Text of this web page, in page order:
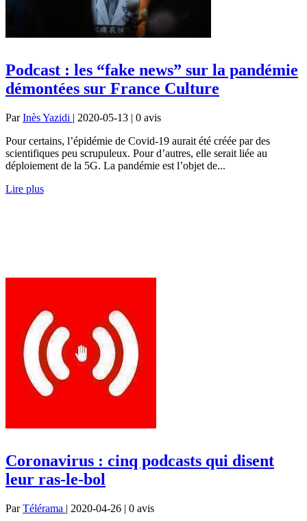
Podcast : les “fake news” sur la pandémie
démontées sur France Culture
ParInès Yazidi | 2020-05-13 | 0 avis
Pour certains, l’épidémie de Covid-19 aurait été créée par des
scientifiques peu scrupuleux. Pour d’autres, elle serait liée au
déploiement de la 5G. La pandémie est l’objet de...
Lire plus
Coronavirus : cinq podcasts qui disent
leur ras-le-bol
ParTélérama | 2020-04-26 | 0 avis